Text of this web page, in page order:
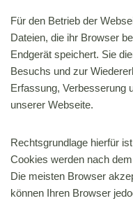
Für den Betrieb der
Dateien, die ihr Browser
Endgerät speichert. Sie
Besuchs und zur
Erfassung, Verbesserung
unserer Webseite.
Rechtsgrundlage hierfür
Cookies werden nach
Die meisten Browser
können Ihren Browser